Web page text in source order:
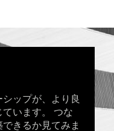
ップが、より良
います。 つな
きるか見てみま